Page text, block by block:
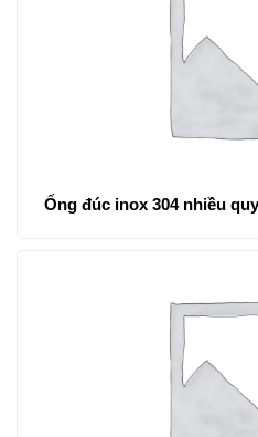
Ống đúc inox 304 nhiều